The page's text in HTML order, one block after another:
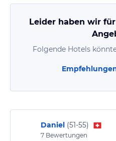
Leider haben wir
Folgende Hotels
Daniel (51-55)
7 Bewertungen